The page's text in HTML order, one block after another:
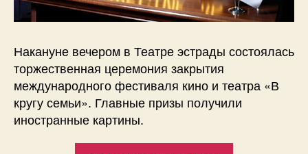
Накануне вечером в Театре эстрады состоялась
торжественная церемония закрытия
международного фестиваля кино и театра «В
кругу семьи». Главные призы получили
иностранные картины.